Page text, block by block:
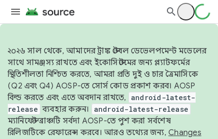
২০২৬ সাল থেকে, আমাদের ট্রাঙ্ক স্টেবল ডেভেলপমেন্ট মডেলের
সাথে সামঞ্জস্য রাখতে এবং ইকোসিস্টেমের জন্য প্ল্যাটফর্মের
স্থিতিশীলতা নিশ্চিত করতে, আমরা প্রতি দুই ও চার ত্রৈমাসিকে
(Q2 এবং Q4) AOSP-তে সোর্স কোড প্রকাশ করব। AOSP
বিল্ড করতে এবং এতে অবদান রাখতে,
android-latest-
release ব্যবহার করুন। android-latest-release
ম্যানিফেস্ট ব্রাঞ্চটি সর্বদা AOSP-তে পুশ করা সর্বশেষ
রিলিজটিকে রেফারেন্স করবে। আরও তথ্যের জন্য, Changes